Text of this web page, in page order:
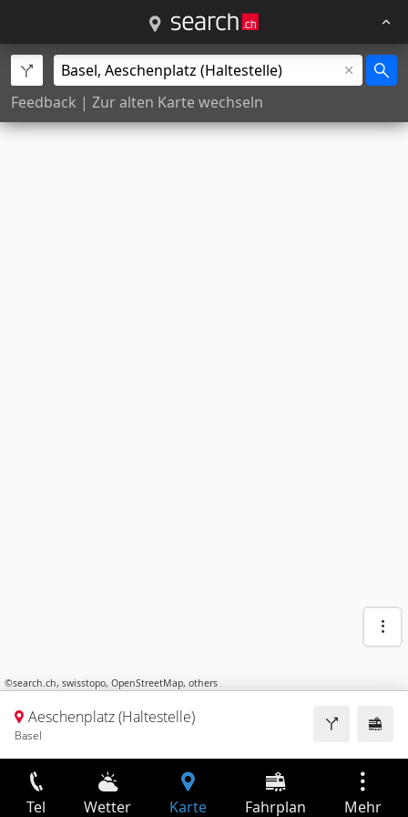
Feedback | Zur alten Karte wechseln
©search.ch, swisstopo, OpenStreetMap, others
Aeschenplatz (Haltestelle)
Basel
Tel Wetter Karte Fahrplan Mehr